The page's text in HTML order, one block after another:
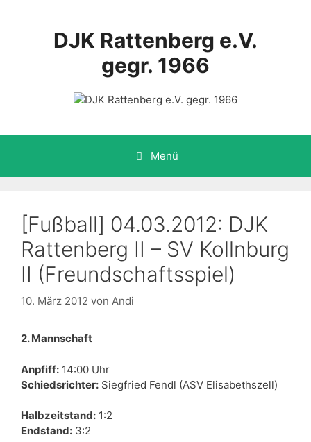
DJK Rattenberg e.V.
gegr. 1966
Menü
[Fußball] 04.03.2012: DJK
Rattenberg II – SV Kollnburg
II (Freundschaftsspiel)
10. März 2012 von Andi
2. Mannschaft
Anpfiff: 14:00 Uhr
Schiedsrichter: Siegfried Fendl (ASV Elisabethszell)
Halbzeitstand: 1:2
Endstand: 3:2